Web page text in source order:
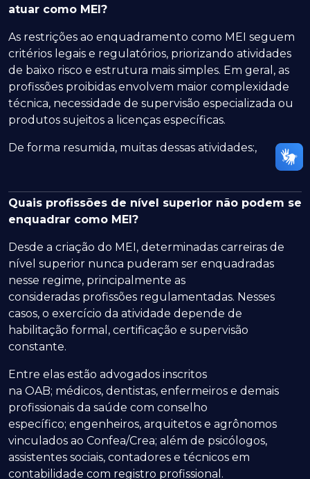
atuar como MEI?
As restrições ao enquadramento como MEI seguem
critérios legais e regulatórios, priorizando atividades
de baixo risco e estrutura mais simples. Em geral, as
profissões proibidas envolvem maior complexidade
técnica, necessidade de supervisão especializada ou
produtos sujeitos a licenças específicas.
De forma resumida, muitas dessas atividades:,
Quais profissões de nível superior não podem se
enquadrar como MEI?
Desde a criação do MEI, determinadas carreiras de
nível superior nunca puderam ser enquadradas
nesse regime, principalmente as
consideradas profissões regulamentadas. Nesses
casos, o exercício da atividade depende de
habilitação formal, certificação e supervisão
constante.
Entre elas estão advogados inscritos
na OAB; médicos, dentistas, enfermeiros e demais
profissionais da saúde com conselho
específico; engenheiros, arquitetos e agrônomos
vinculados ao Confea/Crea; além de psicólogos,
assistentes sociais, contadores e técnicos em
contabilidade com registro profissional.